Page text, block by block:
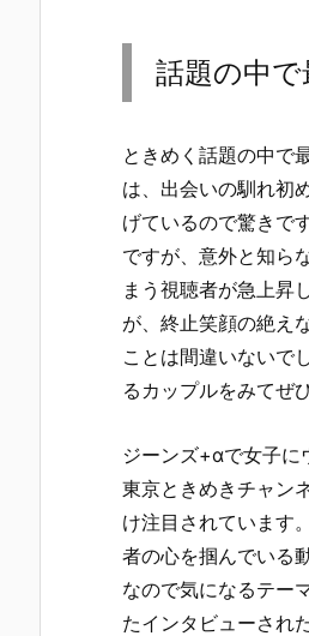
話題の中
ときめく話題の中で
は、出会いの馴れ初
げているので驚きで
ですが、意外と知ら
まう視聴者が急上昇
が、終止笑顔の絶え
ことは間違いないで
るカップルをみてぜ
ジーンズ+αで女子に
東京ときめきチャン
け注目されています
者の心を掴んでいる
なので気になるテー
たインタビューされ